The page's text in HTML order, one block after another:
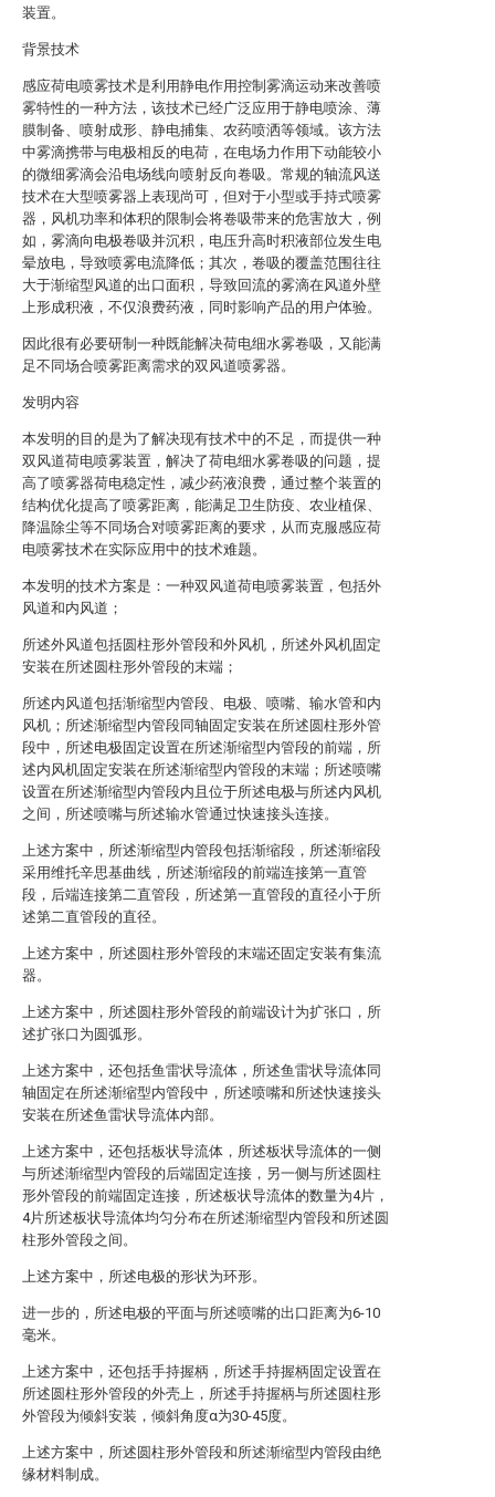
装置。
背景技术
感应荷电喷雾技术是利用静电作用控制雾滴运动来改善喷
雾特性的一种方法，该技术已经广泛应用于静电喷涂、薄
膜制备、喷射成形、静电捕集、农药喷洒等领域。该方法
中雾滴携带与电极相反的电荷，在电场力作用下动能较小
的微细雾滴会沿电场线向喷射反向卷吸。常规的轴流风送
技术在大型喷雾器上表现尚可，但对于小型或手持式喷雾
器，风机功率和体积的限制会将卷吸带来的危害放大，例
如，雾滴向电极卷吸并沉积，电压升高时积液部位发生电
晕放电，导致喷雾电流降低；其次，卷吸的覆盖范围往往
大于渐缩型风道的出口面积，导致回流的雾滴在风道外壁
上形成积液，不仅浪费药液，同时影响产品的用户体验。
因此很有必要研制一种既能解决荷电细水雾卷吸，又能满
足不同场合喷雾距离需求的双风道喷雾器。
发明内容
本发明的目的是为了解决现有技术中的不足，而提供一种
双风道荷电喷雾装置，解决了荷电细水雾卷吸的问题，提
高了喷雾器荷电稳定性，减少药液浪费，通过整个装置的
结构优化提高了喷雾距离，能满足卫生防疫、农业植保、
降温除尘等不同场合对喷雾距离的要求，从而克服感应荷
电喷雾技术在实际应用中的技术难题。
本发明的技术方案是：一种双风道荷电喷雾装置，包括外
风道和内风道；
所述外风道包括圆柱形外管段和外风机，所述外风机固定
安装在所述圆柱形外管段的末端；
所述内风道包括渐缩型内管段、电极、喷嘴、输水管和内
风机；所述渐缩型内管段同轴固定安装在所述圆柱形外管
段中，所述电极固定设置在所述渐缩型内管段的前端，所
述内风机固定安装在所述渐缩型内管段的末端；所述喷嘴
设置在所述渐缩型内管段内且位于所述电极与所述内风机
之间，所述喷嘴与所述输水管通过快速接头连接。
上述方案中，所述渐缩型内管段包括渐缩段，所述渐缩段
采用维托辛思基曲线，所述渐缩段的前端连接第一直管
段，后端连接第二直管段，所述第一直管段的直径小于所
述第二直管段的直径。
上述方案中，所述圆柱形外管段的末端还固定安装有集流
器。
上述方案中，所述圆柱形外管段的前端设计为扩张口，所
述扩张口为圆弧形。
上述方案中，还包括鱼雷状导流体，所述鱼雷状导流体同
轴固定在所述渐缩型内管段中，所述喷嘴和所述快速接头
安装在所述鱼雷状导流体内部。
上述方案中，还包括板状导流体，所述板状导流体的一侧
与所述渐缩型内管段的后端固定连接，另一侧与所述圆柱
形外管段的前端固定连接，所述板状导流体的数量为4片，
4片所述板状导流体均匀分布在所述渐缩型内管段和所述圆
柱形外管段之间。
上述方案中，所述电极的形状为环形。
进一步的，所述电极的平面与所述喷嘴的出口距离为6-10
毫米。
上述方案中，还包括手持握柄，所述手持握柄固定设置在
所述圆柱形外管段的外壳上，所述手持握柄与所述圆柱形
外管段为倾斜安装，倾斜角度α为30-45度。
上述方案中，所述圆柱形外管段和所述渐缩型内管段由绝
缘材料制成。